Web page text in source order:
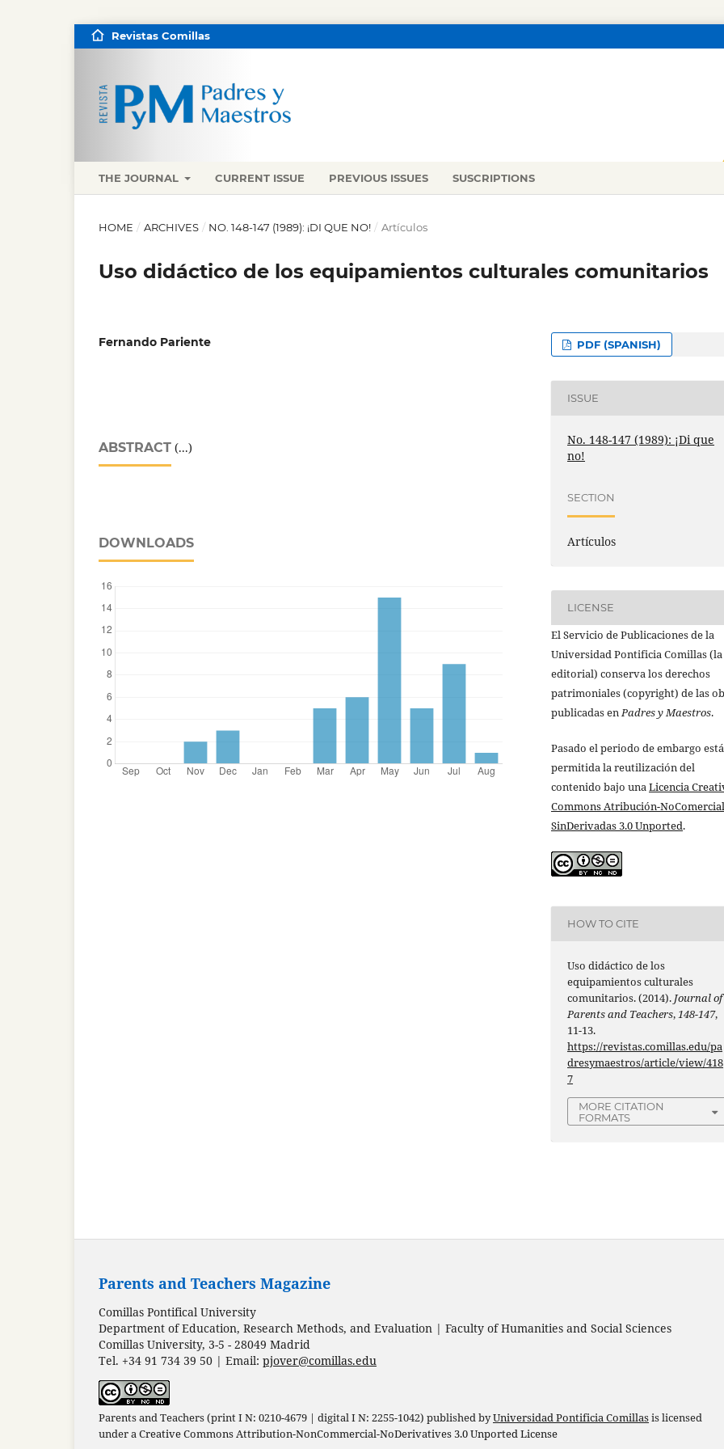
THE JOURNAL CURRENT ISSUE PREVIOUS ISSUES SUSCRIPTIONS
Revistas Comillas
HOME / ARCHIVES / NO. 148-147 (1989): ¡DI QUE NO! / Artículos
Uso didáctico de los equipamientos culturales comunitarios
Fernando Pariente
ABSTRACT (...)
DOWNLOADS
PDF (SPANISH)
ISSUE
No. 148-147 (1989): ¡Di que
no!
SECTION
Artículos
LICENSE
El Servicio de Publicaciones de la
Universidad Pontificia Comillas (la
editorial) conserva los derechos
patrimoniales (copyright) de las
publicadas enPadres y Maestros.
Pasado el periodo de embargo está
permitida la reutilización del
contenido bajo unaLicencia
Commons Atribución-
SinDerivadas 3.0 Unported.
HOW TO CITE
Uso didáctico de los
equipamientos culturales
comunitarios. (2014). Journal of
Parents and Teachers,148-147,
11-13.
https://revistas.comillas.edu/pa
dresymaestros/article/view/418
7
MORE CITATION
FORMATS
Parents and Teachers Magazine
Comillas Pontifical University
Department of Education, Research Methods, and Evaluation | Faculty of Humanities and Social Sciences
Comillas University, 3-5 - 28049 Madrid
Tel. +34 91 734 39 50 | Email: pjover@comillas.edu
Parents and Teachers (print I N: 0210-4679 | digital I N: 2255-1042) published byUniversidad Pontificia Comillasis licensed
under aCreative Commons Attribution-NonCommercial-NoDerivatives 3.0 Unported License